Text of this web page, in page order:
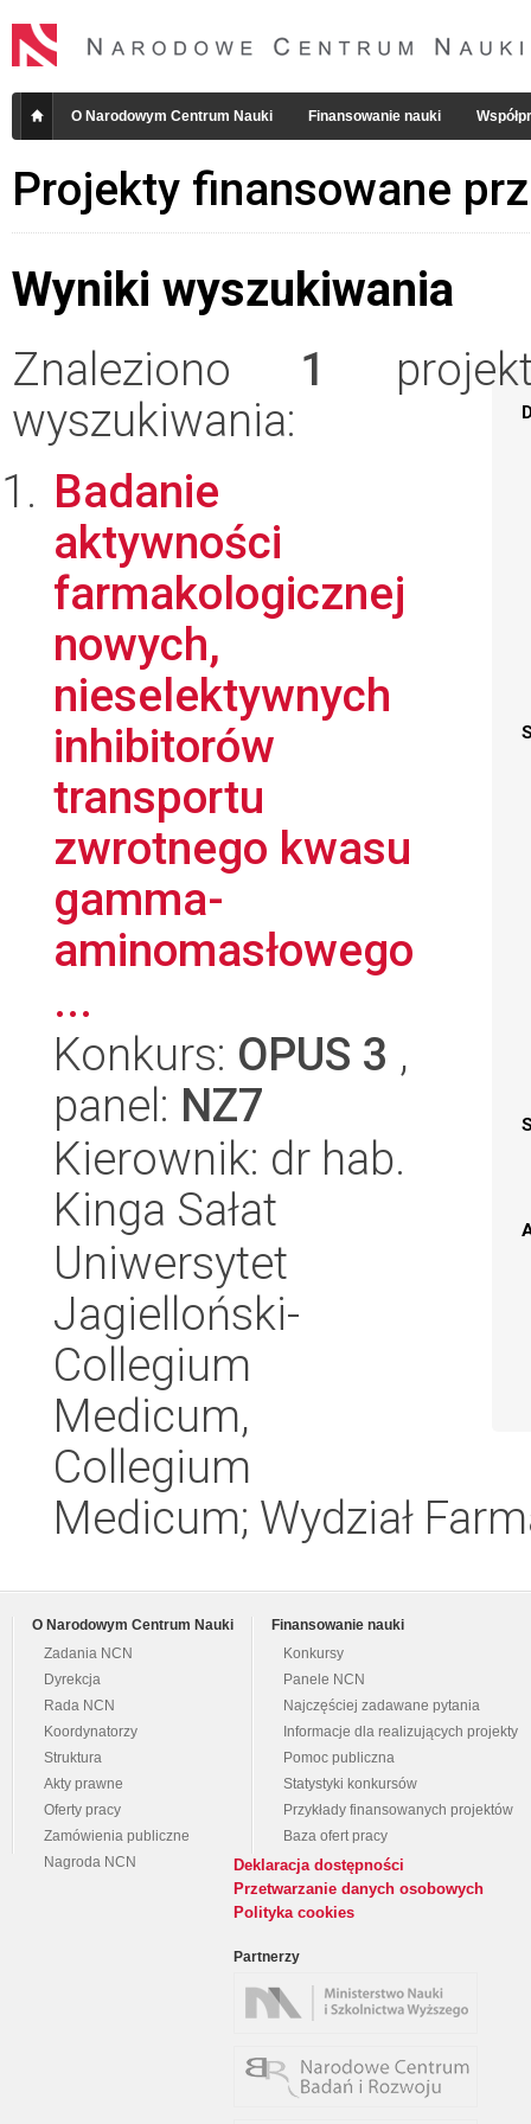
O Narodowym Centrum Nauki Finansowanie nauki
Projekty finansowane
Wyniki wyszukiwania
Znaleziono 1
wyszukiwania:
Badanie
aktywności
farmakologicznej
nowych,
nieselektywnych
inhibitorów
transportu
zwrotnego kwasu
gamma-
aminomasłowego
...
Konkurs: OPUS 3 ,
panel: NZ7
Kierownik: dr hab.
Kinga Sałat
Uniwersytet
Jagielloński-
Collegium
Medicum,
Collegium
Medicum; Wydział
O Narodowym Centrum Nauki
Zadania NCN
Dyrekcja
Rada NCN
Koordynatorzy
Struktura
Akty prawne
Oferty pracy
Zamówienia publiczne
Nagroda NCN
Finansowanie nauki
Konkursy
Panele NCN
Najczęściej zadawane pytania
Informacje dla realizujących projekty
Pomoc publiczna
Statystyki konkursów
Przykłady finansowanych projektów
Baza ofert pracy
Deklaracja dostępności
Przetwarzanie danych osobowych
Polityka cookies
Partnerzy